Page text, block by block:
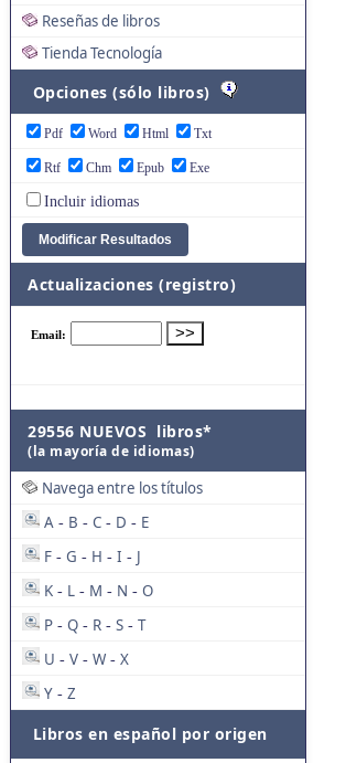
Reseñas de libros
Tienda Tecnología
Opciones (sólo libros)
Pdf Word Html Txt
Rtf Chm Epub Exe
Incluir idiomas
Actualizaciones (registro)
29556 NUEVOS libros*
(la mayoría de idiomas)
Navega entre los títulos
A - B - C - D - E
F - G - H - I - J
K - L - M - N - O
P - Q - R - S - T
U - V - W - X
Y - Z
Libros en español por origen